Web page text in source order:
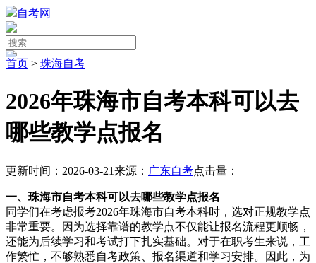
自考网
首页 > 珠海自考
2026年珠海市自考本科可以去
哪些教学点报名
更新时间：2026-03-21来源： 广东自考点击量：
一、珠海市自考本科可以去哪些教学点报名
同学们在考虑报考2026年珠海市自考本科时，选对正规教学点
非常重要。因为选择靠谱的教学点不仅能让报名流程更顺畅，
还能为后续学习和考试打下扎实基础。对于在职考生来说，工
作繁忙，不够熟悉自考政策、报名渠道和学习安排。因此，为